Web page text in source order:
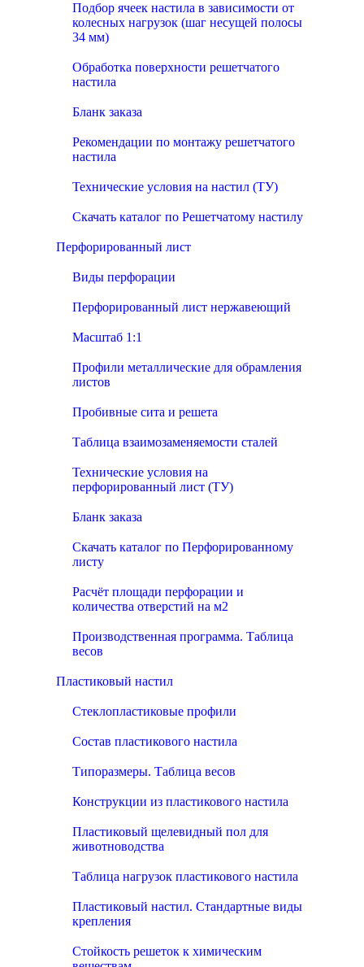
Подбор ячеек настила в зависимости от
колесных нагрузок (шаг несущей полосы
34 мм)
Обработка поверхности решетчатого
настила
Бланк заказа
Рекомендации по монтажу решетчатого
настила
Технические условия на настил (ТУ)
Скачать каталог по Решетчатому настилу
Перфорированный лист
Виды перфорации
Перфорированный лист нержавеющий
Масштаб 1:1
Профили металлические для обрамления
листов
Пробивные сита и решета
Таблица взаимозаменяемости сталей
Технические условия на
перфорированный лист (ТУ)
Бланк заказа
Скачать каталог по Перфорированному
листу
Расчёт площади перфорации и
количества отверстий на м2
Производственная программа. Таблица
весов
Пластиковый настил
Стеклопластиковые профили
Состав пластикового настила
Типоразмеры. Таблица весов
Конструкции из пластикового настила
Пластиковый щелевидный пол для
животноводства
Таблица нагрузок пластикового настила
Пластиковый настил. Стандартные виды
крепления
Стойкость решеток к химическим